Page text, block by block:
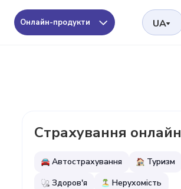
Онлайн-продукти UA
Страхування онлайн
Автострахування
Туризм
Здоров'я
Нерухомість